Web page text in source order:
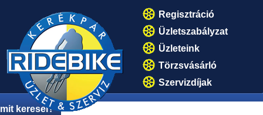
Regisztráció
Üzletszabályzat
Üzleteink
Törzsvásárló
Szervizdíjak
mit keresel?